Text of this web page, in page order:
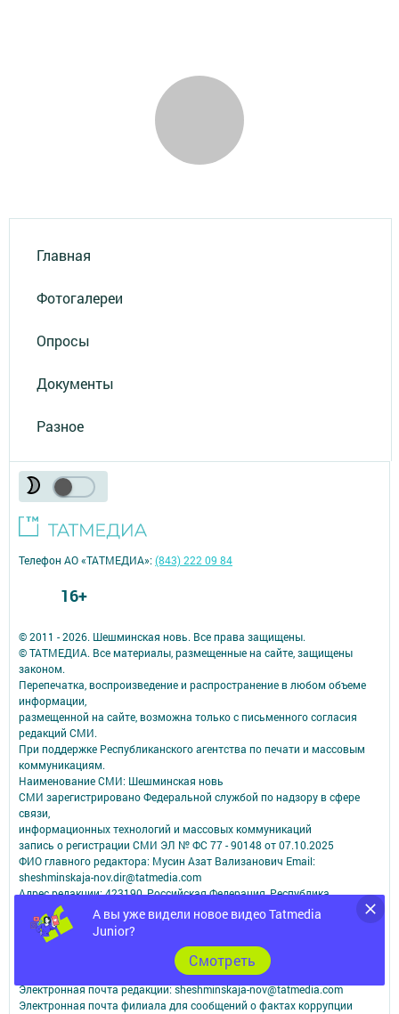
Главная
Фотогалереи
Опросы
Документы
Разное
А вы уже видели новое видео Tatmedia
Junior?
Cмотреть
© 2011 - 2026. Шешминская новь. Все права защищены.
© ТАТМЕДИА. Все материалы, размещенные на сайте, защищены
законом.
Перепечатка, воспроизведение и распространение в любом объеме
информации,
размещенной на сайте, возможна только с письменного согласия
редакций СМИ.
При поддержке Республиканского агентства по печати и массовым
коммуникациям.
Наименование СМИ: Шешминская новь
СМИ зарегистрировано Федеральной службой по надзору в сфере
связи,
информационных технологий и массовых коммуникаций
запись о регистрации СМИ ЭЛ № ФС 77 - 90148 от 07.10.2025
ФИО главного редактора: Мусин Азат Вализанович Email:
sheshminskaja-nov.dir@tatmedia.com
Адрес редакции: 423190, Российская Федерация, Республика
Татарстан, Новошешминский район, с.Новошешминск, ул.Ленина,
д.102.
Телефон редакции: 8(84348)2-21-46 - Руководитель филиала.
8(84348)2-23-46 - Бухгалтерия и отдел рекламы. 8(84348)2-24-32 -
Электронная почта редакции: sheshminskaja-nov@tatmedia.com
Электронная почта филиала для сообщений о фактах коррупции
Телефон АО «ТАТМЕДИА»:(843) 222 09 84
16+